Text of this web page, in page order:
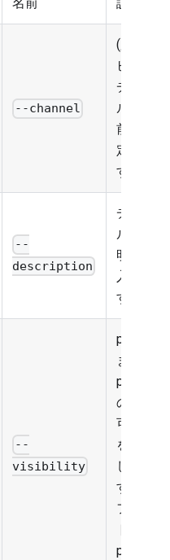
--channel
(必須)
ビルド
チャネ
ルの名
前を設
定しま
す
--
description
チャネ
ルの説
明を挿
入しま
す
--
visibility
private
または
public
の間で
可視性
を設定
しま
す。デ
フォル
public